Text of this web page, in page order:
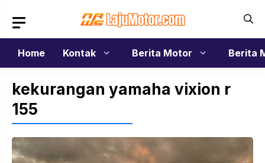
isi
Home
Kontak Berita Motor Berita
kekurangan yamaha vixion r
155